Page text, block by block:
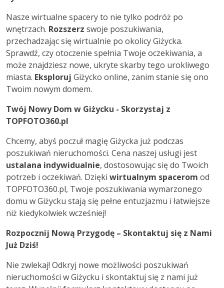
Nasze wirtualne spacery to nie tylko podróż po
wnętrzach. Rozszerz swoje poszukiwania,
przechadzając się wirtualnie po okolicy Giżycka.
Sprawdź, czy otoczenie spełnia Twoje oczekiwania, a
może znajdziesz nowe, ukryte skarby tego urokliwego
miasta. Eksploruj Giżycko online, zanim stanie się ono
Twoim nowym domem.
Twój Nowy Dom w Giżycku - Skorzystaj z
TOPFOTO360.pl
Chcemy, abyś poczuł magię Giżycka już podczas
poszukiwań nieruchomości. Cena naszej usługi jest
ustalana indywidualnie, dostosowując się do Twoich
potrzeb i oczekiwań. Dzięki wirtualnym spacerom od
TOPFOTO360.pl, Twoje poszukiwania wymarzonego
domu w Giżycku stają się pełne entuzjazmu i łatwiejsze
niż kiedykolwiek wcześniej!
Rozpocznij Nową Przygodę – Skontaktuj się z Nami
Już Dziś!
Nie zwlekaj! Odkryj nowe możliwości poszukiwań
nieruchomości w Giżycku i skontaktuj się z nami już